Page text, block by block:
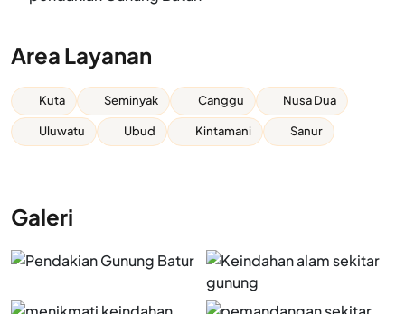
Area Layanan
Kuta Seminyak Canggu Nusa Dua
Uluwatu Ubud Kintamani Sanur
Galeri